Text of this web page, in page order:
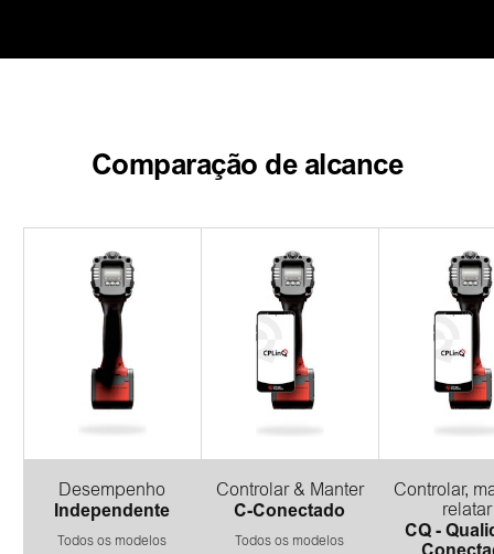
Comparação de alcance
Desempenho
Independente
Todos os modelos
Controlar & Manter
C-Conectado
Todos os modelos
Controlar,
relatar
CQ -